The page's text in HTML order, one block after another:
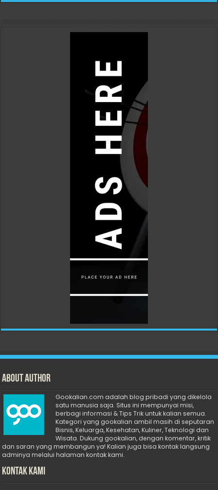
About Author
Gookalian.com adalah blog pribadi yang dikelola
satu manusia saja. Situs ini mempunyai misi,
berbagi informasi & Tips Trik untuk kalian semua.
Kategori yang gookalian ambil masih di seputaran
Bisnis, Keluarga, Kesehatan, Kuliner, Teknologi dan
Wisata. Dukung gookalian, dengan komentar, kritik
dan saran yang membangun ya! Kalian juga bisa kontak langsung
adminya melalui halaman kontak kami.
Kontak Kami